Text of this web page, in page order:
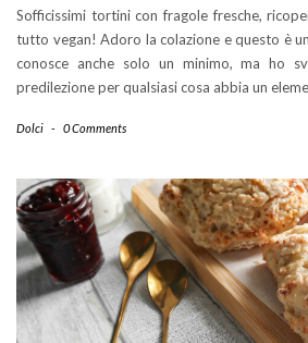
Sofficissimi tortini con fragole fresche,
tutto vegan! Adoro la colazione e questo è
conosce anche solo un minimo, ma ho
predilezione per qualsiasi cosa abbia un
Dolci - 0 Comments